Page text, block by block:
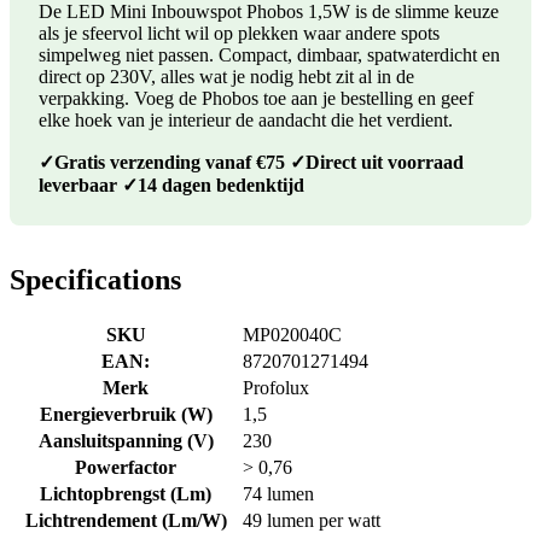
De LED Mini Inbouwspot Phobos 1,5W is de slimme keuze
als je sfeervol licht wil op plekken waar andere spots
simpelweg niet passen. Compact, dimbaar, spatwaterdicht en
direct op 230V, alles wat je nodig hebt zit al in de
verpakking. Voeg de Phobos toe aan je bestelling en geef
elke hoek van je interieur de aandacht die het verdient.
✓Gratis verzending vanaf €75 ✓Direct uit voorraad
leverbaar ✓14 dagen bedenktijd
Specifications
SKU
MP020040C
EAN:
8720701271494
Merk
Profolux
Energieverbruik (W)
1,5
Aansluitspanning (V)
230
Powerfactor
> 0,76
Lichtopbrengst (Lm)
74 lumen
Lichtrendement (Lm/W)
49 lumen per watt